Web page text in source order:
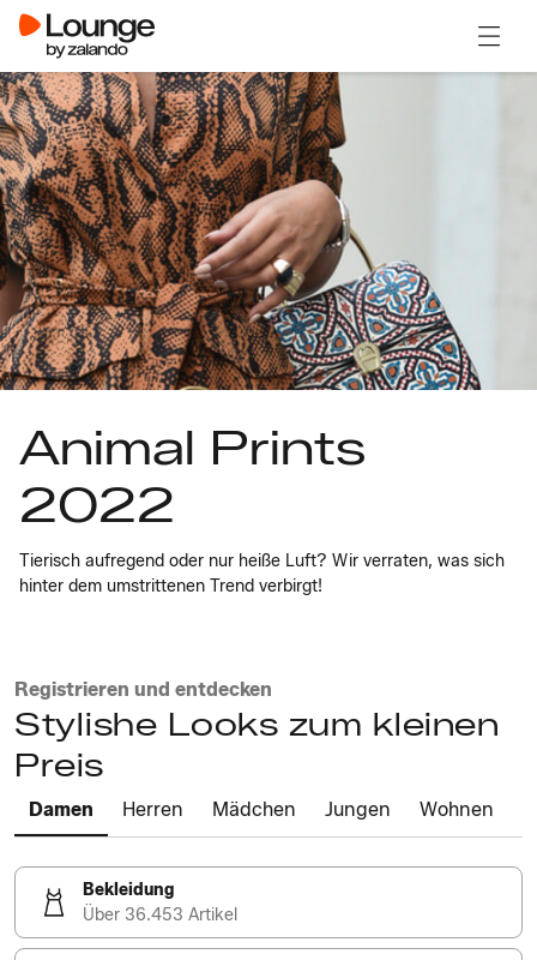
Animal Prints
2022
Tierisch aufregend oder nur heiße Luft? Wir verraten, was sich
hinter dem umstrittenen Trend verbirgt!
Registrieren und entdecken
Stylishe Looks zum kleinen
Preis
Damen Herren Mädchen Jungen Wohnen
Bekleidung
Über 36.453 Artikel